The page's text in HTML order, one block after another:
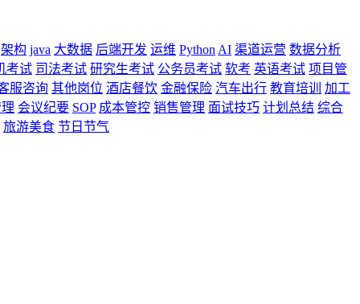
架构 java 大数据 后端开发 运维 Python AI 渠道运营 数据分析
考试 司法考试 研究生考试 公务员考试 软考 英语考试 项目管
服咨询 其他岗位 酒店餐饮 金融保险 汽车出行 教育培训
加工
会议纪要 SOP 成本管控 销售管理 面试技巧 计划总结 综合
旅游美食 节日节气